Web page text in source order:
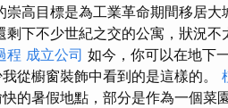
崇高目標是為工業革命期間移居
剩下不少世紀之交的公寓，狀況不
程 成立公司 如今，你可以在地下
從櫥窗裝飾中看到的是這樣的。
的暑假地點，部分是作為一個菜